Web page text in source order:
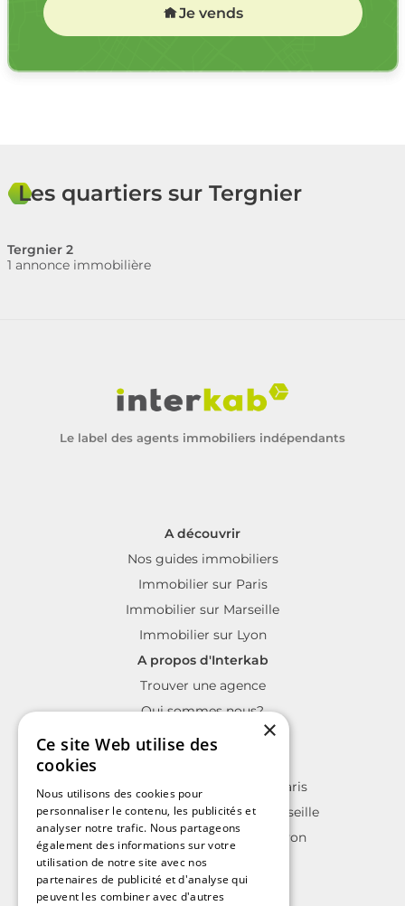
Je vends
Les quartiers sur Tergnier
Tergnier 2
1 annonce immobilière
Le label des agents immobiliers indépendants
A découvrir
Nos guides immobiliers
Immobilier sur Paris
Immobilier sur Marseille
Immobilier sur Lyon
A propos d'Interkab
Trouver une agence
Qui sommes nous?
La charte Interkab
Annonces immobilières sur Paris
Annonces immobilières sur Marseille
Annonces immobilières sur Lyon
×
Ce site Web utilise des
cookies
Nous utilisons des cookies pour
personnaliser le contenu, les publicités et
analyser notre trafic. Nous partageons
également des informations sur votre
utilisation de notre site avec nos
partenaires de publicité et d'analyse qui
peuvent les combiner avec d'autres